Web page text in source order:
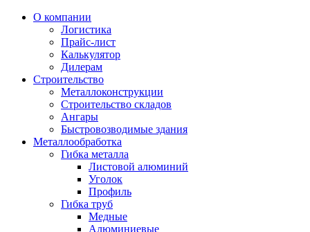
О компании
Логистика
Прайс-лист
Калькулятор
Дилерам
Строительство
Металлоконструкции
Строительство складов
Ангары
Быстровозводимые здания
Металлообработка
Гибка металла
Листовой алюминий
Уголок
Профиль
Гибка труб
Медные
Алюминиевые